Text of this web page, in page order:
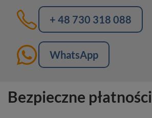
+ 48 730 318 088
WhatsApp
Bezpieczne płatności